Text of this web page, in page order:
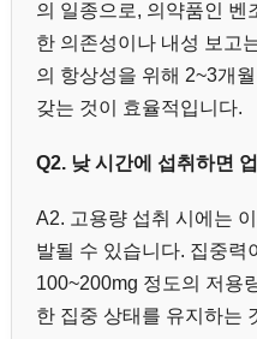
의 일종으로, 의약품인 벤
한 의존성이나 내성 보고
의 항상성을 위해 2~3개
갖는 것이 효율적입니다.
Q2. 낮 시간에 섭취하면
A2. 고용량 섭취 시에는
발될 수 있습니다. 집중력
100~200mg 정도의 저용
한 집중 상태를 유지하는